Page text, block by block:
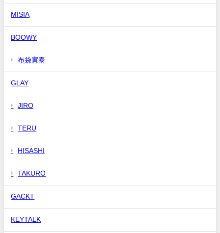
MISIA
BOOWY
布袋寅泰
GLAY
JIRO
TERU
HISASHI
TAKURO
GACKT
KEYTALK